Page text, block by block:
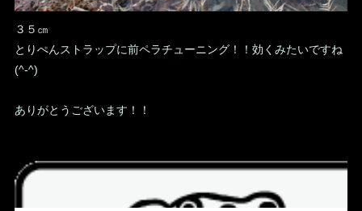
３５㎝
とりぺんストラップに前ペラチューニング！！効くみたいですね
(^-^)
ありがとうございます！！